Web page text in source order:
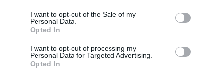
I want to opt-out of the Sale of my
Personal Data.
Opted In
I want to opt-out of processing my
Personal Data for Targeted Advertising.
Opted In
Documenti più richiesti
Visure Camerali - Società di Capitali